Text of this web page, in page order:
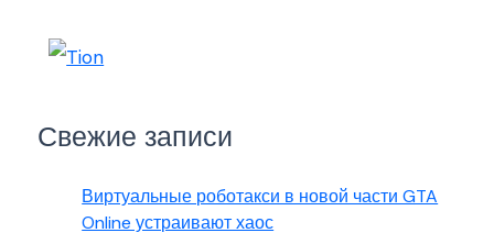
Свежие записи
Виртуальные роботакси в новой части GTA
Online устраивают хаос